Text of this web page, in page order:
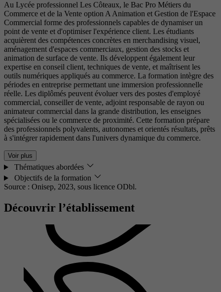
Au Lycée professionnel Les Côteaux, le Bac Pro Métiers du
Commerce et de la Vente option A Animation et Gestion de l'Espace
Commercial forme des professionnels capables de dynamiser un
point de vente et d'optimiser l'expérience client. Les étudiants
acquièrent des compétences concrètes en merchandising visuel,
aménagement d'espaces commerciaux, gestion des stocks et
animation de surface de vente. Ils développent également leur
expertise en conseil client, techniques de vente, et maîtrisent les
outils numériques appliqués au commerce. La formation intègre des
périodes en entreprise permettant une immersion professionnelle
réelle. Les diplômés peuvent évoluer vers des postes d'employé
commercial, conseiller de vente, adjoint responsable de rayon ou
animateur commercial dans la grande distribution, les enseignes
spécialisées ou le commerce de proximité. Cette formation prépare
des professionnels polyvalents, autonomes et orientés résultats, prêts
à s'intégrer rapidement dans l'univers dynamique du commerce.
Voir plus
Thématiques abordées
Objectifs de la formation
Source : Onisep, 2023, sous licence ODbl.
Découvrir l’établissement